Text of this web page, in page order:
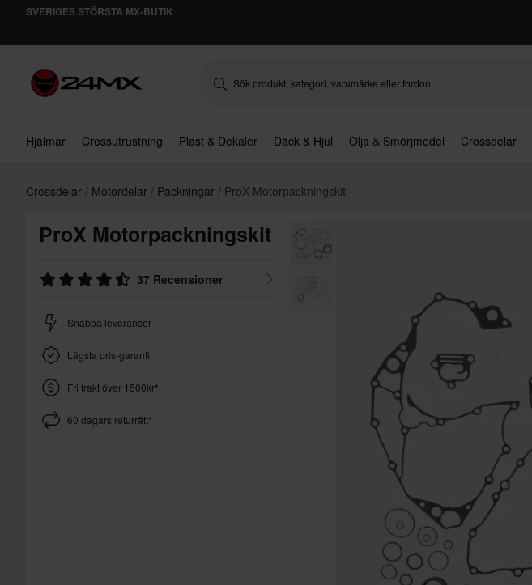
SVERIGES STÖRSTA MX-BUTIK
Hjälmar Crossutrustning Plast & Dekaler Däck & Hjul Olja & Smörjmedel Crossdelar
Crossdelar Motordelar Packningar ProX Motorpackningskit
ProX Motorpackningskit
37 Recensioner
Snabba leveranser
Lägsta pris-garanti
Fri frakt över 1500kr*
60 dagars returrätt*